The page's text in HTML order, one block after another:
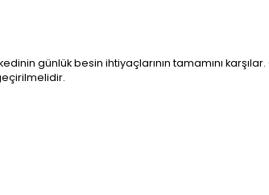
günlük besin ihtiyaçlarının tamamını